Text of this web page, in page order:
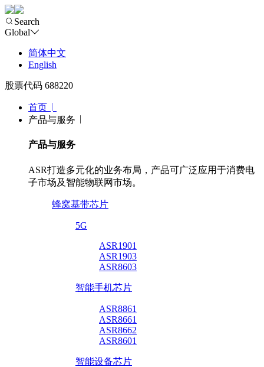
Search
Global
简体中文
English
股票代码 688220
首页
产品与服务
产品与服务
ASR打造多元化的业务布局，产品可广泛应用于消费电
子市场及智能物联网市场。
蜂窝基带芯片
5G
ASR1901
ASR1903
ASR8603
智能手机芯片
ASR8861
ASR8661
ASR8662
ASR8601
智能设备芯片